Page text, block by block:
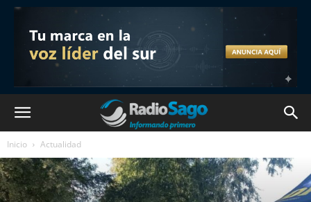
Inicio Actualidad